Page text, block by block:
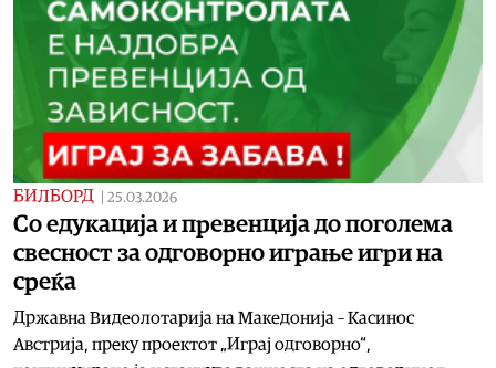
БИЛБОРД 25.03.2026
Со едукација и превенција до поголема
свесност за одговорно играње игри на
среќа
Државна Видеолотарија на Македонија – Касинос
Австрија, преку проектот „Играј одговорно“,